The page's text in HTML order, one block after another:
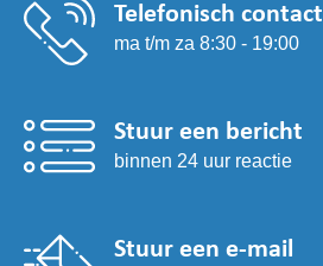
Telefonisch contact
ma t/m za 8:30 - 19:00
Stuur een bericht
binnen 24 uur reactie
Stuur een e-mail